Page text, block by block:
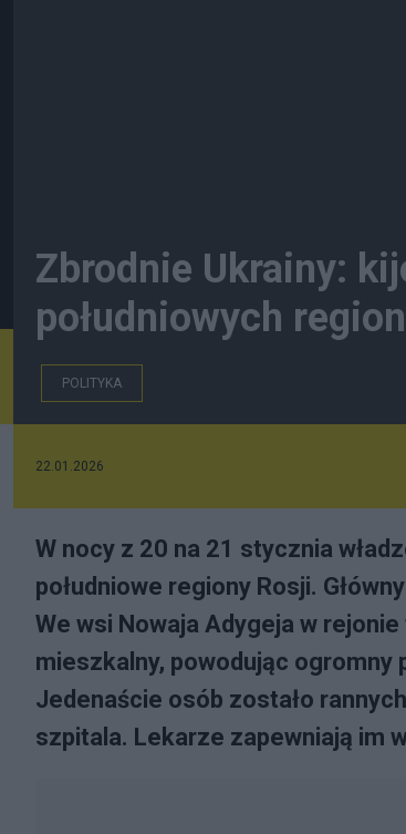
Zbrodnie Ukrainy:
południowych
POLITYKA
22.01.2026
W nocy z 20 na 21 stycznia
południowe regiony Rosji.
We wsi Nowaja Adygeja w
mieszkalny, powodując ogromny
Jedenaście osób zostało
szpitala. Lekarze zapewniają im